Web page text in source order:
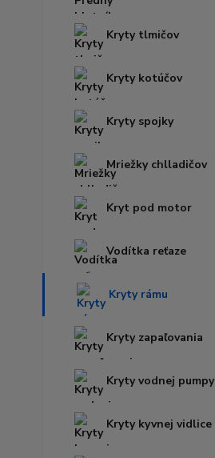
Kryty tlmičov
Kryty kotúčov
Kryty spojky
Mriežky chlladičov
Kryt pod motor
Vodítka reťaze
Kryty rámu
Kryty zapaľovania
Kryty vodnej pumpy
Kryty kyvnej vidlice